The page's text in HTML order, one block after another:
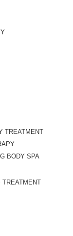
TREATMENT
BODY SPA
TREATMENT